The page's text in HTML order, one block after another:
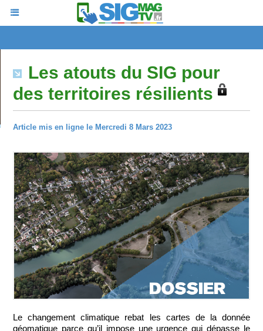
Les atouts du SIG pour
des territoires résilients
Article mis en ligne le Mercredi 8 Mars 2023
Le changement climatique rebat les cartes de la donnée
géomatique parce qu’il impose une urgence qui dépasse le